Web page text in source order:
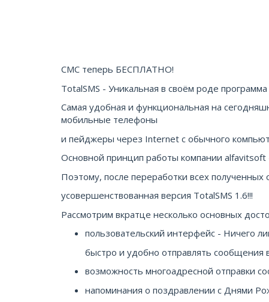
СМС теперь БЕСПЛАТНО!
TotalSMS - Уникальная в своём роде
Самая удобная и функциональная на
мобильные телефоны
и пейджеры через Internet с обычного
Основной принцип работы компании alfavitsoft
Поэтому, после переработки всех
усовершенствованная версия TotalSMS 1.6!!!
Рассмотрим вкратце несколько основных
пользовательский интерфейс - Ничего
быстро и удобно отправлять сообщения
возможность многоадресной отправки
напоминания о поздравлении с Днями